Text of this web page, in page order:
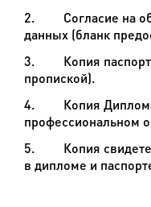
2. Согласие на
данных (бланк
3. Копия паспорта
пропиской).
4. Копия Диплома
профессиональном
5. Копия
в дипломе и